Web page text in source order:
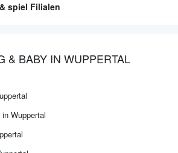
spiel Filialen
& BABY IN WUPPERTAL
Wuppertal